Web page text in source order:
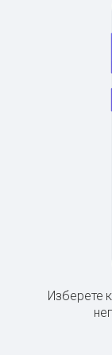
Изберете